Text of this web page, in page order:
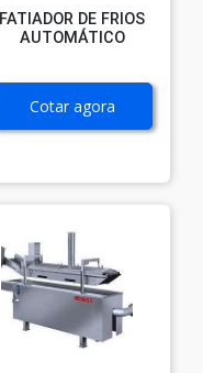
FATIADOR DE FRIOS
AUTOMÁTICO
Cotar agora